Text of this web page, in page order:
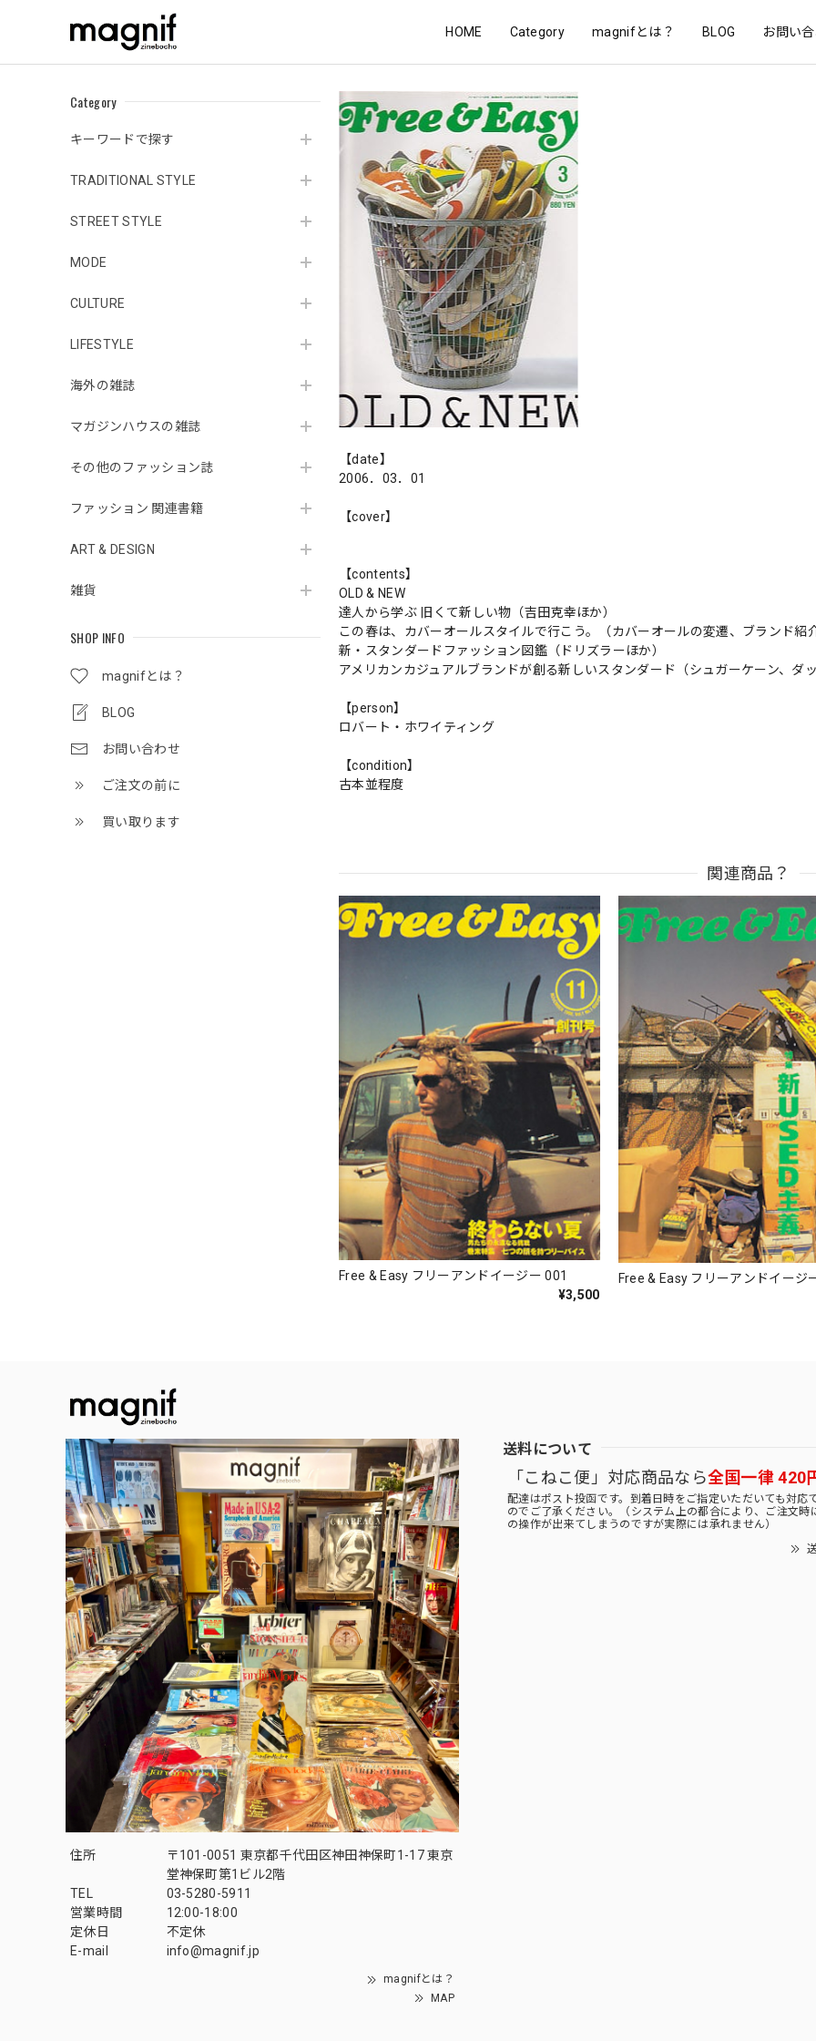
HOME Category magnifとは？ BLOG お問い
Category
キーワードで探す
TRADITIONAL STYLE
STREET STYLE
MODE
CULTURE
LIFESTYLE
海外の雑誌
マガジンハウスの雑誌
その他のファッション誌
ファッション 関連書籍
ART & DESIGN
雑貨
SHOP INFO
magnifとは？
BLOG
お問い合わせ
ご注文の前に
買い取ります
【date】
2006．03．01
【cover】
【contents】
OLD & NEW
達人から学ぶ 旧くて新しい物（吉田克幸ほか）
この春は、カバーオールスタイルで行こう。（カバーオールの変遷、ブランド紹
新・スタンダードファッション図鑑（ドリズラーほか）
アメリカンカジュアルブランドが創る新しいスタンダード（シュガーケーン、ダ
【person】
ロバート・ホワイティング
【condition】
古本並程度
関連商品？
Free & Easy フリーアンドイージー 001
¥3,500
Free & Easy フリーアンドイージ
住所
〒101-0051 東京都千代田区神田神保町1-17 東京
堂神保町第1ビル2階
TEL
03-5280-5911
営業時間
12:00-18:00
定休日
不定休
E-mail
info@magnif.jp
magnifとは？
MAP
送料について
「こねこ便」対応商品なら全国一律 420
配達はポスト投函です。到着日時をご指定いただいても対応
のでご了承ください。（システム上の都合により、ご注文時
の操作が出来てしまうのですが実際には承れません）